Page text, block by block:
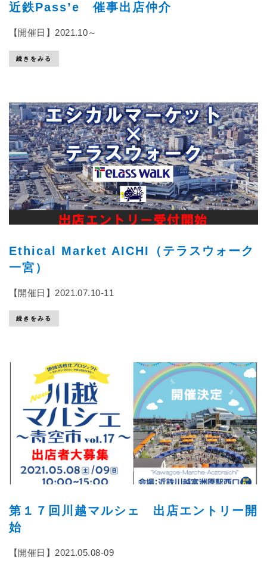
近鉄Pass’e 催事出店仲介
【開催日】2021.10～
続きをみる
Ethical Market AICHI（テラスウォーク
一宮）
【開催日】2021.07.10-11
続きをみる
第１７回川越マルシェ 出店エントリー開
始
【開催日】2021.05.08-09